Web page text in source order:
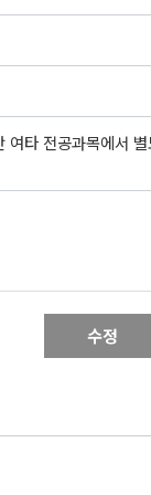
타 전공과목에서
수정